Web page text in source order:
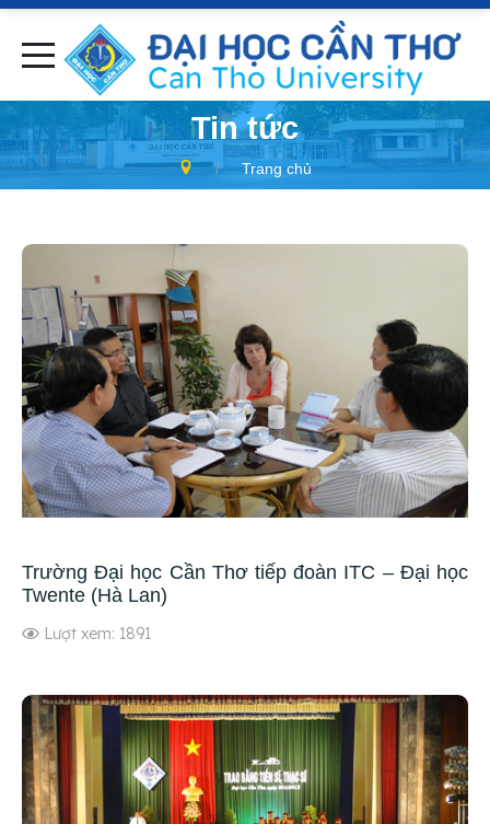
Tin tức
Trang chủ
Trường Đại học Cần Thơ tiếp đoàn ITC – Đại học
Twente (Hà Lan)
Lượt xem: 1891